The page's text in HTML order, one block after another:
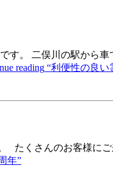
す。 二俣川の駅から
reading “利便性の良い
たくさんのお客様に
年”